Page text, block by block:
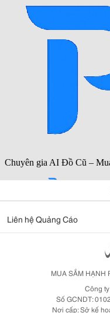
Liên hệ Quảng Cáo
MUA SẮM HẠNH
Công
Số GCNDT:
Nơi cấp: Sở kế